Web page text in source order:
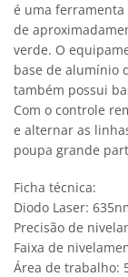
é uma ferramenta
de
verde. O
base de alumínio
também possui
Com o controle
e alternar as
poupa grande
Ficha técnica:
Diodo Laser:
Precisão de
Faixa de
Área de trabalho: